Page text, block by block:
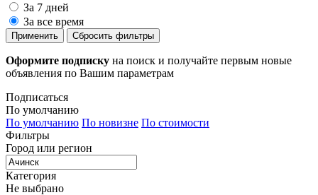
За 7 дней
За все время
Применить Сбросить фильтры
Оформите подписку на поиск и получайте первым новые
объявления по Вашим параметрам
Подписаться
По умолчанию
По умолчанию По новизне По стоимости
Фильтры
Город или регион
Категория
Не выбрано